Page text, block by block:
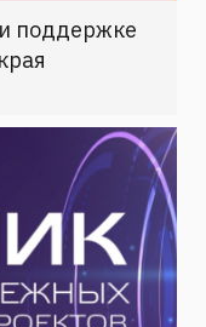
поддержке